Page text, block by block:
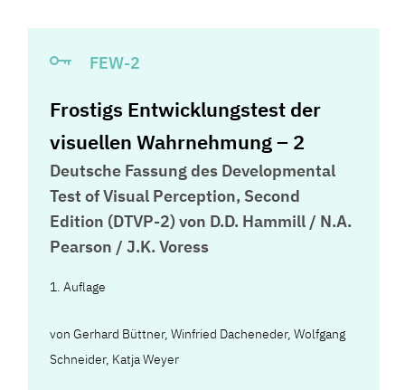
FEW-2
Frostigs Entwicklungstest der
visuellen Wahrnehmung – 2
Deutsche Fassung des Developmental
Test of Visual Perception, Second
Edition (DTVP-2) von D.D. Hammill / N.A.
Pearson / J.K. Voress
1. Auflage
vonGerhard Büttner,Winfried Dacheneder,Wolfgang
Schneider, Katja Weyer